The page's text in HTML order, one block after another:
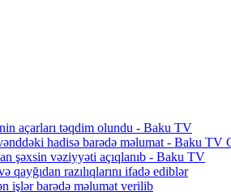
açarları təqdim olundu - Baku TV
hadisə barədə məlumat - Baku
şəxsin vəziyyəti açıqlanıb - Baku TV
razılıqlarını ifadə ediblər
işlər barədə məlumat verilib